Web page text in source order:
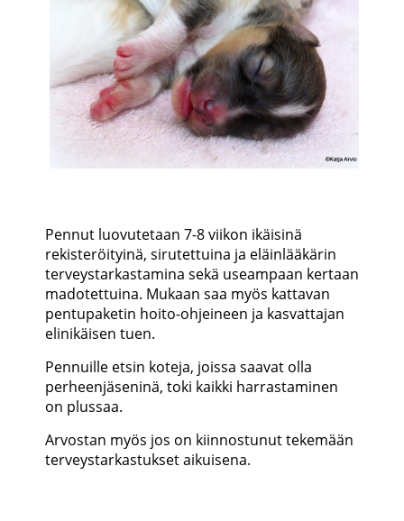
Pennut luovutetaan 7-8 viikon ikäisinä
rekisteröityinä, sirutettuina ja eläinlääkärin
terveystarkastamina sekä useampaan kertaan
madotettuina. Mukaan saa myös kattavan
pentupaketin hoito-ohjeineen ja kasvattajan
elinikäisen tuen.
Pennuille etsin koteja, joissa saavat olla
perheenjäseninä, toki kaikki harrastaminen
on plussaa.
Arvostan myös jos on kiinnostunut tekemään
terveystarkastukset aikuisena.